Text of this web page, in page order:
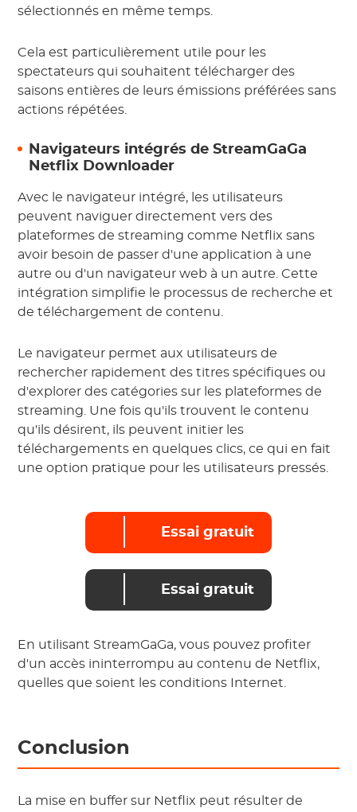
sélectionnés en même temps.
Cela est particulièrement utile pour les
spectateurs qui souhaitent télécharger des
saisons entières de leurs émissions préférées sans
actions répétées.
Navigateurs intégrés de StreamGaGa
Netflix Downloader
Avec le navigateur intégré, les utilisateurs
peuvent naviguer directement vers des
plateformes de streaming comme Netflix sans
avoir besoin de passer d'une application à une
autre ou d'un navigateur web à un autre. Cette
intégration simplifie le processus de recherche et
de téléchargement de contenu.
Le navigateur permet aux utilisateurs de
rechercher rapidement des titres spécifiques ou
d'explorer des catégories sur les plateformes de
streaming. Une fois qu'ils trouvent le contenu
qu'ils désirent, ils peuvent initier les
téléchargements en quelques clics, ce qui en fait
une option pratique pour les utilisateurs pressés.
Essai gratuit
Essai gratuit
En utilisant StreamGaGa, vous pouvez profiter
d'un accès ininterrompu au contenu de Netflix,
quelles que soient les conditions Internet.
Conclusion
La mise en buffer sur Netflix peut résulter de